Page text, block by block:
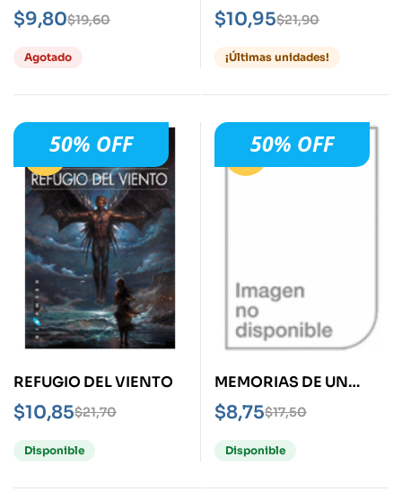
MIRADA, LA
$19,60
$9,80
Agotado
$21,90
$10,95
¡Últimas unidades!
-50%50% OFF
REFUGIO DEL VIENTO
$21,70
$10,85
Disponible
-50%50% OFF
MEMORIAS DE UN
HIJUEPUTA
$17,50
$8,75
Disponible